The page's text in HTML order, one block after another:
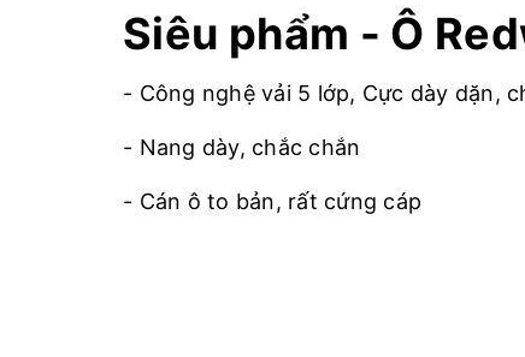
Siêu phẩm - Ô
- Công nghệ vải 5 lớp, Cực dày dặn,
- Nang dày, chắc chắn
- Cán ô to bản, rất cứng cáp